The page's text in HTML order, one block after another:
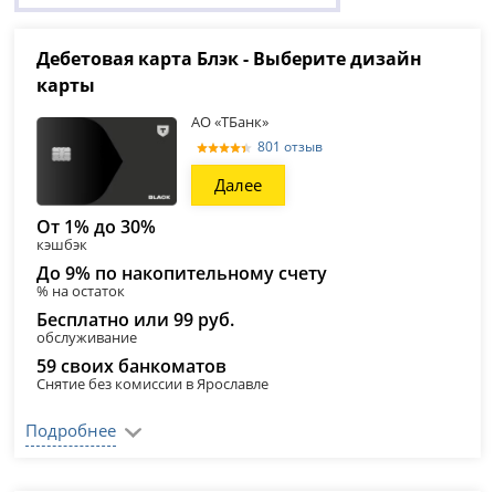
Дебетовая карта Блэк - Выберите дизайн
карты
АО «ТБанк»
801 отзыв
Далее
От 1% до 30%
кэшбэк
До 9% по накопительному счету
% на остаток
Бесплатно или 99 руб.
обслуживание
59 своих банкоматов
Снятие без комиссии в Ярославле
Подробнее